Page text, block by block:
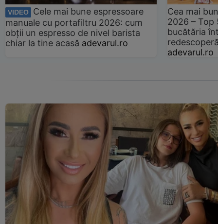
VIDEO
Cele mai bune espressoare
manuale cu portafiltru 2026: cum
obții un espresso de nivel barista
chiar la tine acasă adevarul.ro
Cea mai
2026 –
bucătăria
adevarul.ro